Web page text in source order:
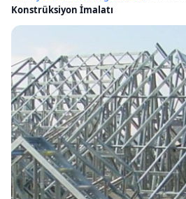
Konstrüksiyon İmalatı